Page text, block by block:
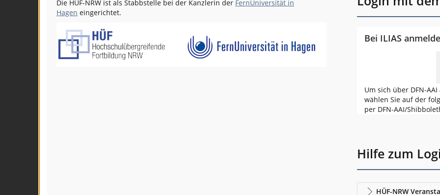
Die HÜF-NRW ist als Stabbstelle bei der Kanzlerin der FernUniversität in
Hagen eingerichtet.
Bei ILIAS
Um sich über DFN-
wählen Sie auf der
per DFN-AAI/
Hilfe zum
HÜF-NRW